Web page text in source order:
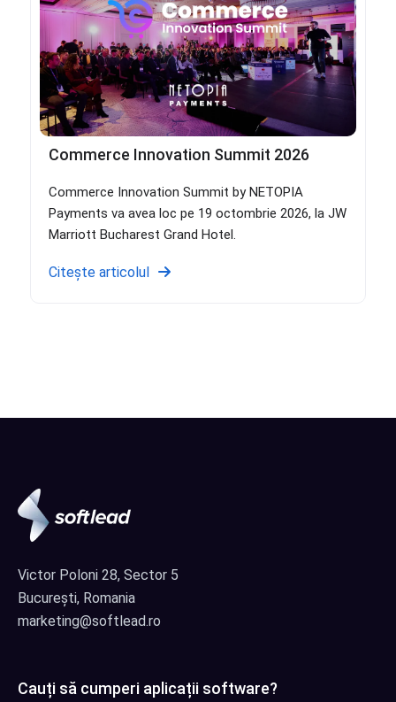
Commerce Innovation Summit 2026
Commerce Innovation Summit by NETOPIA
Payments va avea loc pe 19 octombrie 2026, la JW
Marriott Bucharest Grand Hotel.
Citește articolul
Victor Poloni 28, Sector 5
București, Romania
marketing@softlead.ro
Cauți să cumperi aplicații software?